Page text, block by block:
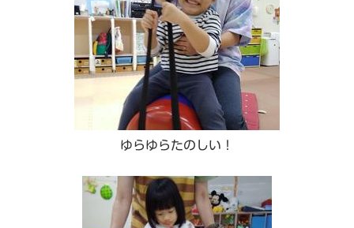
ゆらゆらたのしい！